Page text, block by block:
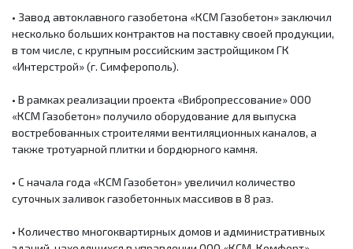
• Завод автоклавного газобетона «КСМ Газобетон» заключил
несколько больших контрактов на поставку своей продукции,
в том числе, с крупным российским застройщиком ГК
«Интерстрой» (г. Симферополь).
• В рамках реализации проекта «Вибропрессование» ООО
«КСМ Газобетон» получило оборудование для выпуска
востребованных строителями вентиляционных каналов, а
также тротуарной плитки и бордюрного камня.
• С начала года «КСМ Газобетон» увеличил количество
суточных заливок газобетонных массивов в 8 раз.
• Количество многоквартирных домов и административных